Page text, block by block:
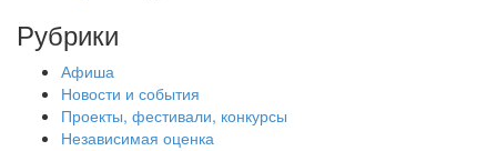
Рубрики
Афиша
Новости и события
Проекты, фестивали, конкурсы
Независимая оценка